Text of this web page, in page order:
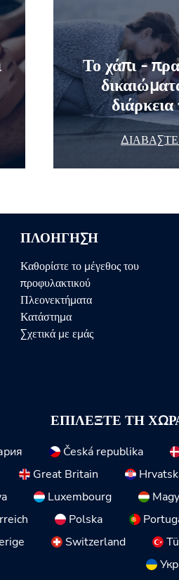
Το χάπι -
ΠΛΟΉΓΗΣΗ
Καθορίστε το μέγεθος του
προφυλακτικού
Πλεονεκτήματα
Κατάστημα
Σχετικά με εμάς
ΕΠΙΛΈΞΤΕ ΤΗ
Česká republika
Great Britain
Luxembourg
Polska
Switzerland